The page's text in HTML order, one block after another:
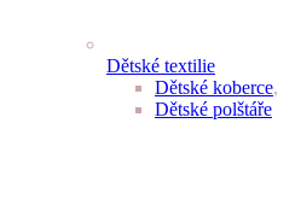
Dětské textilie
Dětské koberce,
Dětské polštáře